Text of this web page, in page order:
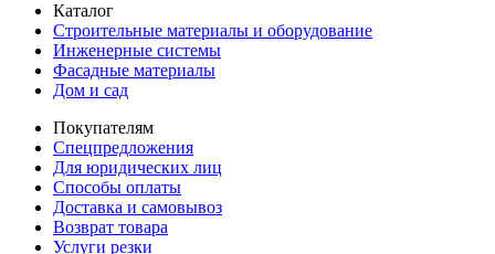
Каталог
Строительные материалы и оборудование
Инженерные системы
Фасадные материалы
Дом и сад
Покупателям
Спецпредложения
Для юридических лиц
Способы оплаты
Доставка и самовывоз
Возврат товара
Услуги резки